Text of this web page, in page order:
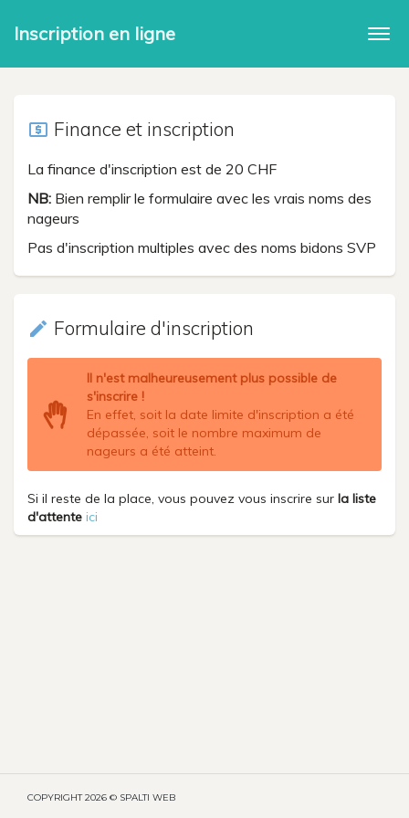
Inscription en ligne
local_atm Finance et inscription
La finance d'inscription est de 20 CHF
NB: Bien remplir le formulaire avec les vrais noms des
nageurs
Pas d'inscription multiples avec des noms bidons SVP
create Formulaire d'inscription
Il n'est malheureusement plus possible de
s'inscrire !
En effet, soit la date limite d'inscription a été
dépassée, soit le nombre maximum de
nageurs a été atteint.
Si il reste de la place, vous pouvez vous inscrire sur la liste
d'attente ici
COPYRIGHT2026 © SPALTI WEB